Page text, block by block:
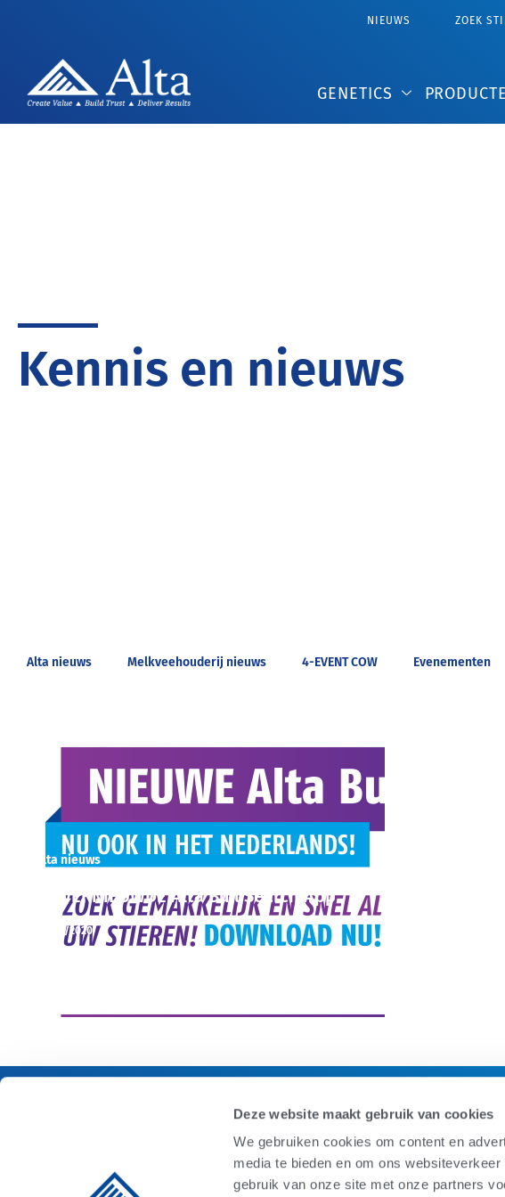
Deze website maakt gebruik van cookies
We gebruiken cookies om content en
media te bieden en om ons
gebruik van onze site met onze partners
NIEUWS ZOEK
GENETICS
Kennis en nieuws
Alta nieuws Melkveehouderij nieuws 4-EVENT COW Evenementen
Alta nieuws
De VERNIEUWDE Alta Bull Search App
11/08/2020